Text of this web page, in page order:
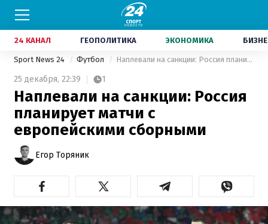
24 КАНАЛ ГЕОПОЛИТИКА ЭКОНОМИКА
Sport News 24 Футбол Наплевали на санкции: Россия планирует матчи с европейскими сборными
25 декабря, 22:39 1
Наплевали на санкции: Россия
планирует матчи с
европейскими сборными
Егор Торяник